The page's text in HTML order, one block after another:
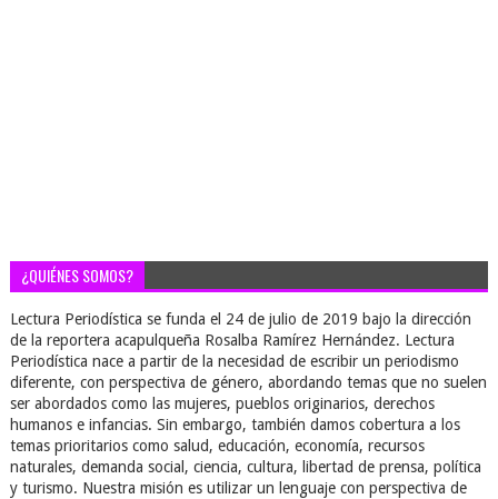
¿QUIÉNES SOMOS?
Lectura Periodística se funda el 24 de julio de 2019 bajo la dirección
de la reportera acapulqueña Rosalba Ramírez Hernández. Lectura
Periodística nace a partir de la necesidad de escribir un periodismo
diferente, con perspectiva de género, abordando temas que no suelen
ser abordados como las mujeres, pueblos originarios, derechos
humanos e infancias. Sin embargo, también damos cobertura a los
temas prioritarios como salud, educación, economía, recursos
naturales, demanda social, ciencia, cultura, libertad de prensa, política
y turismo. Nuestra misión es utilizar un lenguaje con perspectiva de